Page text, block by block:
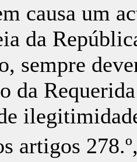
causa um
da
sempre
da
artigos